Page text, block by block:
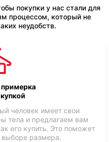
покупки у нас стали для
процессом, который не
неудобств.
примерка
человек имеет свои
тела и предлагаем вам
его купить. Это поможет
выборе размера.